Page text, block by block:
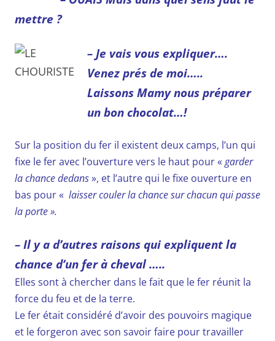
mettre ?
– Je vais vous expliquer….
Venez prés de moi…..
Laissons Mamy nous préparer
un bon chocolat…!
Sur la position du fer il existent deux camps, l’un qui
fixe le fer avec l’ouverture vers le haut pour «garder
la chance dedans», et l’autre qui le fixe ouverture en
bas pour « laisser couler la chance sur chacun qui passe
la porte ».
– Il y a d’autres raisons qui expliquent la
chance d’un fer à cheval …..
Elles sont à chercher dans le fait que le fer réunit la
force du feu et de la terre.
Le fer était considéré d’avoir des pouvoirs magique
et le forgeron avec son savoir faire pour travailler